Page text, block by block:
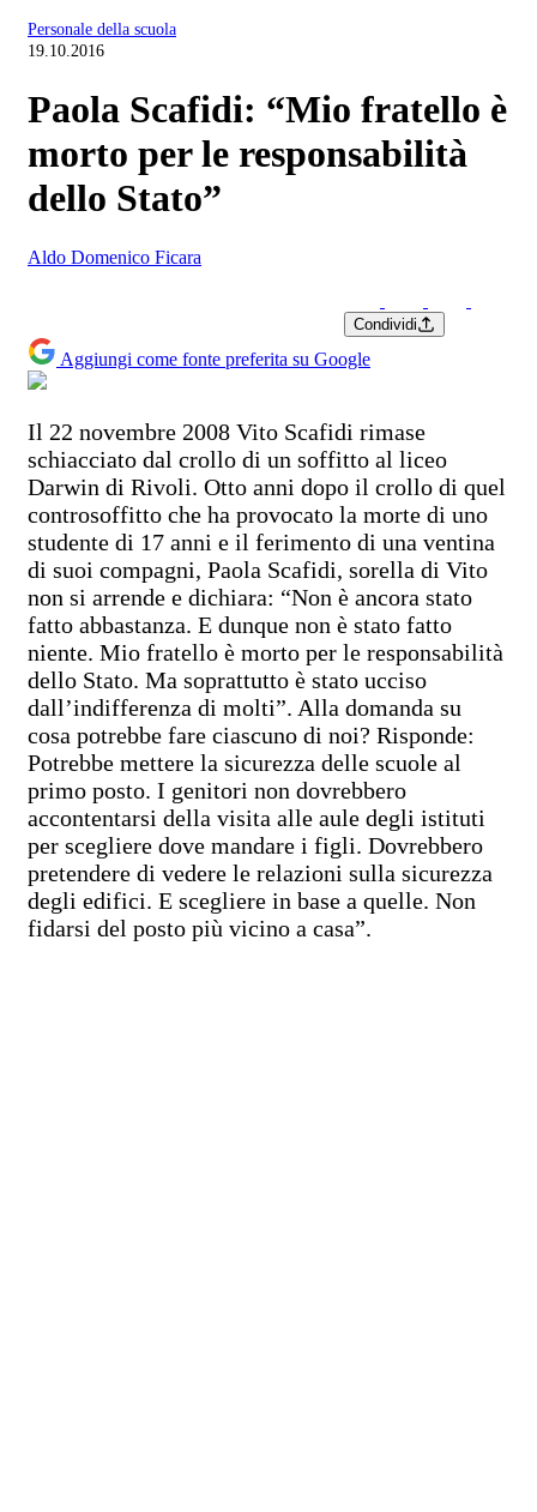
Personale della scuola
19.10.2016
Paola Scafidi: “Mio fratello è
morto per le responsabilità
dello Stato”
Aldo Domenico Ficara
Condividi
Aggiungi come fonte preferita su Google
Il 22 novembre 2008 Vito Scafidi rimase
schiacciato dal crollo di un soffitto al liceo
Darwin di Rivoli. Otto anni dopo il crollo di quel
controsoffitto che ha provocato la morte di uno
studente di 17 anni e il ferimento di una ventina
di suoi compagni, Paola Scafidi, sorella di Vito
non si arrende e dichiara: “Non è ancora stato
fatto abbastanza. E dunque non è stato fatto
niente. Mio fratello è morto per le responsabilità
dello Stato. Ma soprattutto è stato ucciso
dall’indifferenza di molti”. Alla domanda su
cosa potrebbe fare ciascuno di noi? Risponde:
Potrebbe mettere la sicurezza delle scuole al
primo posto. I genitori non dovrebbero
accontentarsi della visita alle aule degli istituti
per scegliere dove mandare i figli. Dovrebbero
pretendere di vedere le relazioni sulla sicurezza
degli edifici. E scegliere in base a quelle. Non
fidarsi del posto più vicino a casa”.